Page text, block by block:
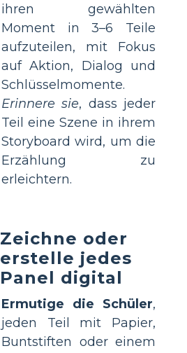
ihren gewählten
Moment in 3–6 Teile
aufzuteilen, mit Fokus
auf Aktion, Dialog und
Schlüsselmomente.
Erinnere sie, dass jeder
Teil eine Szene in ihrem
Storyboard wird, um die
Erzählung zu
erleichtern.
Zeichne oder
erstelle jedes
Panel digital
Ermutige die Schüler,
jeden Teil mit Papier,
Buntstiften oder einem